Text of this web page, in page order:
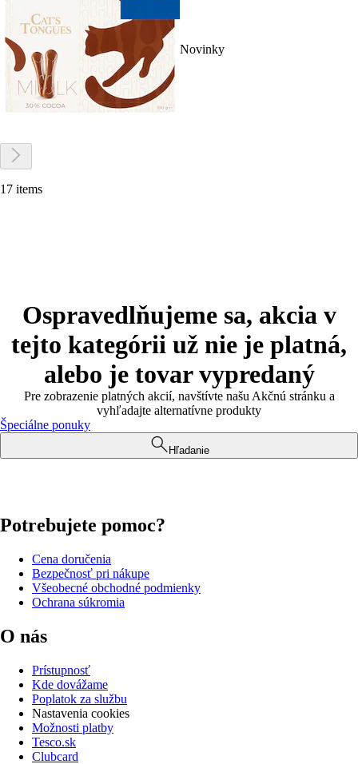
Novinky
17 items
Ospravedlňujeme sa, akcia v
tejto kategórii už nie je platná,
alebo je tovar vypredaný
Pre zobrazenie platných akcií, navštívte našu Akčnú stránku a
vyhľadajte alternatívne produkty
Špeciálne ponuky
Hľadanie
Potrebujete pomoc?
Cena doručenia
Bezpečnosť pri nákupe
Všeobecné obchodné podmienky
Ochrana súkromia
O nás
Prístupnosť
Kde dovážame
Poplatok za službu
Nastavenia cookies
Možnosti platby
Tesco.sk
Clubcard